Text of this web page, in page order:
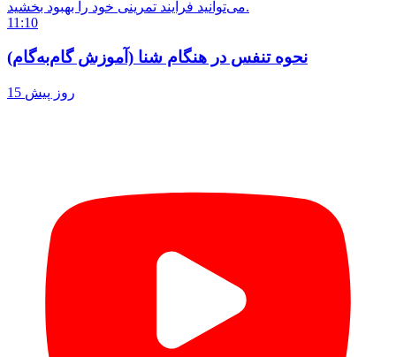
می‌توانید فرآیند تمرینی خود را بهبود بخشید.
11:10
نحوه تنفس در هنگام شنا (آموزش گام‌به‌گام)
15 روز پیش